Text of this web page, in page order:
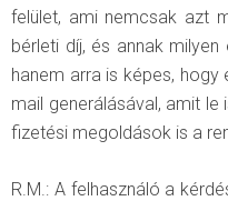
felület, ami nemcsak azt
bérleti díj, és annak
hanem arra is képes,
mail generálásával, amit
fizetési megoldások is a
R.M.: A felhasználó a